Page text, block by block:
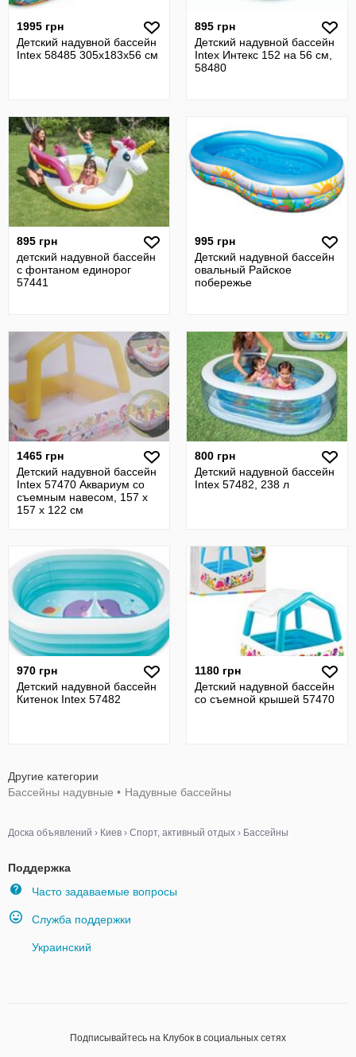
1995 грн
Детский надувной бассейн
Intex 58485 305x183х56 см
895 грн
Детский надувной бассейн
Intex Интекс 152 на 56 см,
58480
895 грн
детский надувной бассейн
с фонтаном единорог
57441
995 грн
Детский надувной бассейн
овальный Райское
побережье
1465 грн
Детский надувной бассейн
Intex 57470 Аквариум со
съемным навесом, 157 х
157 х 122 см
800 грн
Детский надувной бассейн
Intex 57482, 238 л
970 грн
Детский надувной бассейн
Китенок Intex 57482
1180 грн
Детский надувной бассейн
со съемной крышей 57470
Другие категории
Бассейны надувные • Надувные бассейны
Доска объявлений › Киев › Спорт, активный отдых › Бассейны
Поддержка
Часто задаваемые вопросы
Служба поддержки
Украинский
Подписывайтесь на Клубок в социальных сетях